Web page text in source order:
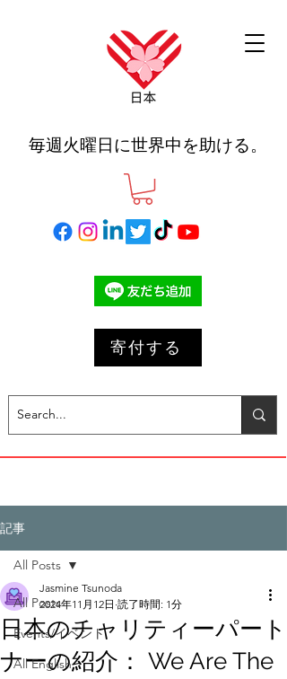
毎週火曜日に世界中を助ける。
寄付する
記事
All Posts
Events/イベント
All English
All Posts
日本のチャリティーパート
ナーの紹介： We Are The
Jasmine Tsunoda
2024年11月12日 読了時間: 1分